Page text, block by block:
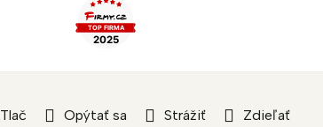
Tlač Opýtať sa Strážiť Zdieľať